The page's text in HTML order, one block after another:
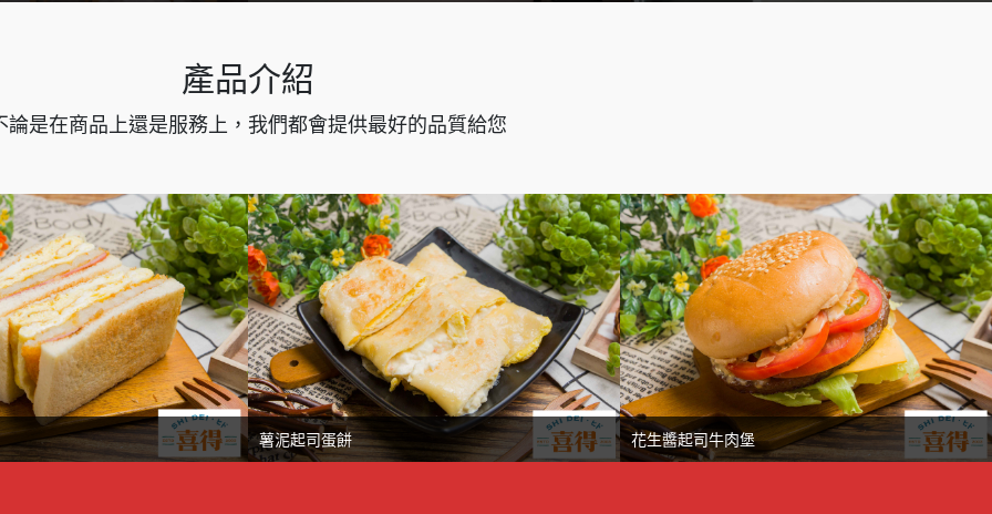
產品介紹
論是在商品上還是服務上，我們都會提供最好的品質給您
薯泥起司蛋餅 花生醬起司牛肉堡